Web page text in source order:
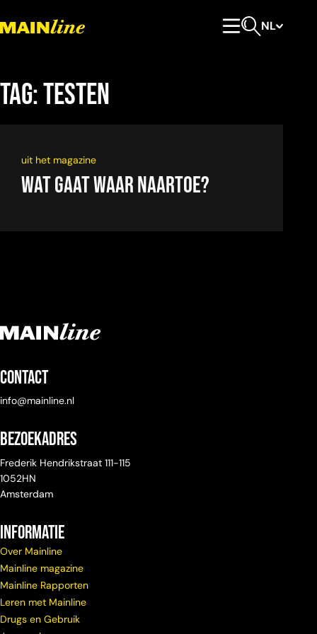
NL
Tag:testen
uit het magazine
Wat gaat waar naartoe?
Contact
info@mainline.nl
Bezoekadres
Frederik Hendrikstraat 111-115
1052HN
Amsterdam
Informatie
Over Mainline
Mainline magazine
Mainline Rapporten
Leren met Mainline
Drugs en Gebruik